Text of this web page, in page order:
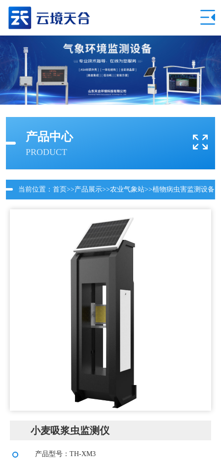
产品中心
PRODUCT
当前位置： 首页>>产品展示>>农业气象站>>植物病虫害监测设备
小麦吸浆虫监测仪
产品型号：TH-XM3